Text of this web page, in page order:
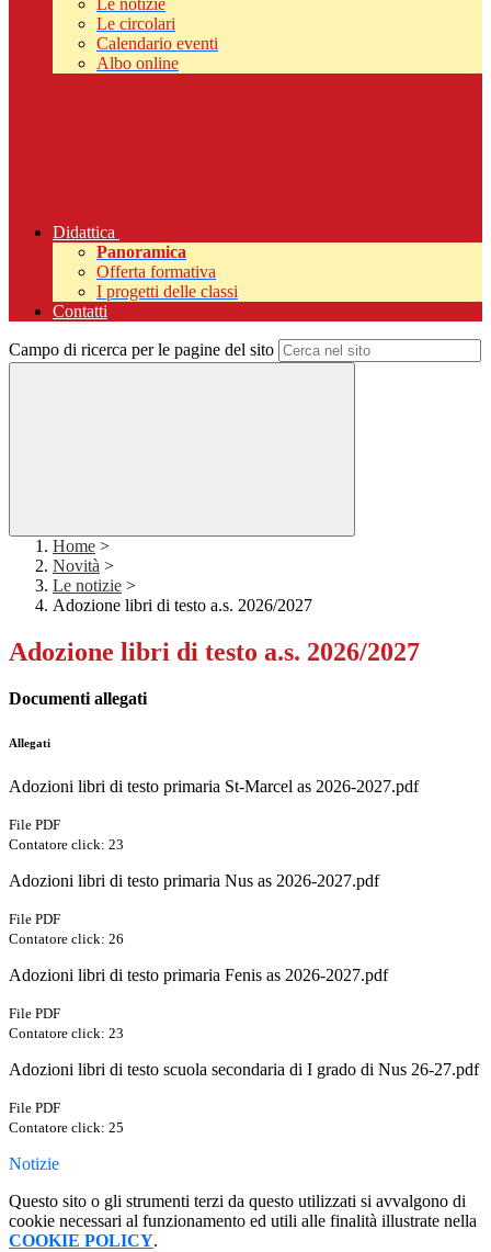
Le notizie
Le circolari
Calendario eventi
Albo online
Didattica
Panoramica
Offerta formativa
I progetti delle classi
Contatti
Campo di ricerca per le pagine del sito
Home >
Novità >
Le notizie >
Adozione libri di testo a.s. 2026/2027
Adozione libri di testo a.s. 2026/2027
Documenti allegati
Allegati
Adozioni libri di testo primaria St-Marcel as 2026-2027.pdf
File PDF
Contatore click: 23
Adozioni libri di testo primaria Nus as 2026-2027.pdf
File PDF
Contatore click: 26
Adozioni libri di testo primaria Fenis as 2026-2027.pdf
File PDF
Contatore click: 23
Adozioni libri di testo scuola secondaria di I grado di Nus 26-27.pdf
File PDF
Contatore click: 25
Notizie
Questo sito o gli strumenti terzi da questo utilizzati si avvalgono di
cookie necessari al funzionamento ed utili alle finalità illustrate nella
COOKIE POLICY.